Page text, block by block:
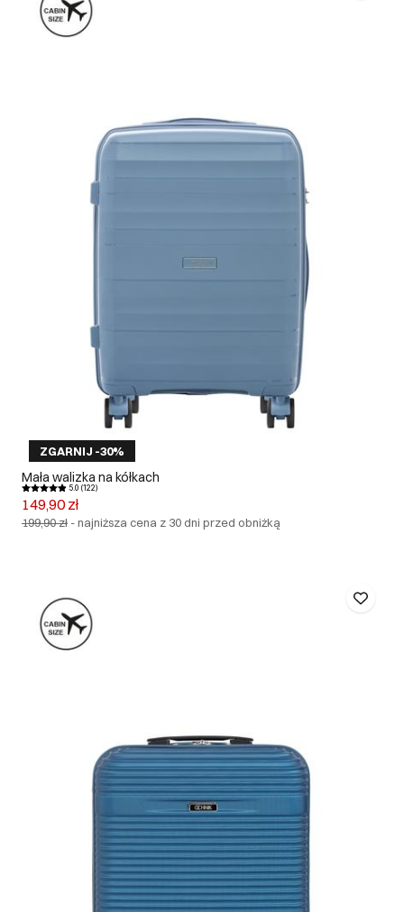
ZGARNIJ -30%
Mała walizka na kółkach
5.0 (122)
149,90 zł
199,90 zł -najniższa cena z 30 dni przed obniżką